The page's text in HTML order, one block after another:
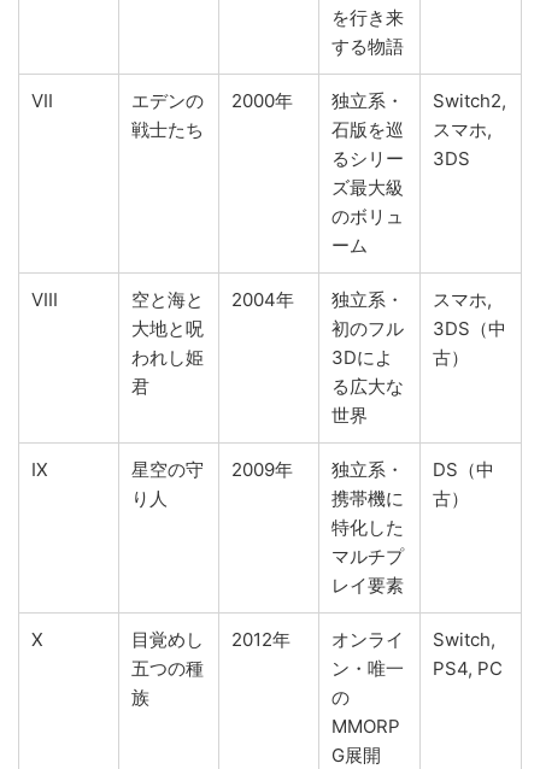
を行き来
する物語
VII
エデンの
戦士たち
2000年
独立系・
石版を巡
るシリー
ズ最大級
のボリュ
ーム
Switch2,
スマホ,
3DS
VIII
空と海と
大地と呪
われし姫
君
2004年
独立系・
初のフル
3Dによ
る広大な
世界
スマホ,
3DS（中
古）
IX
星空の守
り人
2009年
独立系・
携帯機に
特化した
マルチプ
レイ要素
DS（中
古）
X
目覚めし
五つの種
族
2012年
オンライ
ン・唯一
の
MMORP
G展開
Switch,
PS4, PC